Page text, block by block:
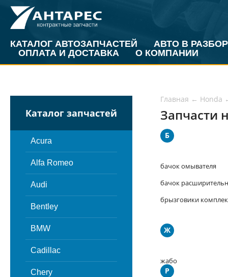
КАТАЛОГ АВТОЗАПЧАСТЕЙ
АВТО В РАЗБОР
ОПЛАТА И ДОСТАВКА
О КОМПАНИИ
Каталог запчастей
Acura
Alfa Romeo
Audi
Bentley
BMW
Cadillac
Chery
Главная ← Honda
Запчасти
Б
бачок омывателя
бачок
брызговики
Ж
жабо
Р